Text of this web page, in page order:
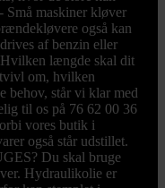
maskiner kløver
også kan
af benzin eller
længde skal dit
om, hvilken
behov, står vi klar med
til os på 76 62 00 36
vores butik i
også står udstillet.
Du skal bruge
Hydraulikolie er